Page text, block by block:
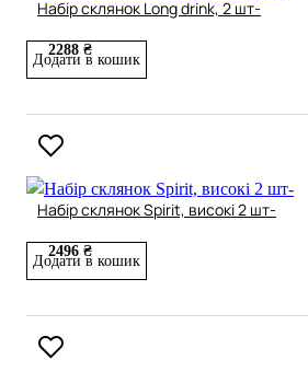
Набір склянок Long drink, 2 шт-
2288 ₴
Додати в кошик
Набір склянок Spirit, високі 2 шт-
2496 ₴
Додати в кошик